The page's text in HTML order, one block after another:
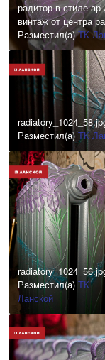
радитор в стиле
винтаж от центра
в ТК Ланской
Разместил(а)ТК
Разместил(а) ТК
Разместил(а) ТК
Ланской